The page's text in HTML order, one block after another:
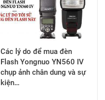
Các lý do để mua đèn
Flash Yongnuo YN560 IV
chụp ảnh chân dung và sự
kiện…